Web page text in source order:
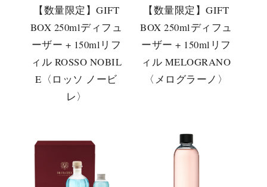
【数量限定】GIFT
BOX 250mlディフュ
ーザー + 150mlリフ
ィル ROSSO NOBIL
E〈ロッソ ノービ
レ〉
【数量限定】GIFT
BOX 250mlディフュ
ーザー + 150mlリフ
ィル MELOGRANO
〈メログラーノ〉